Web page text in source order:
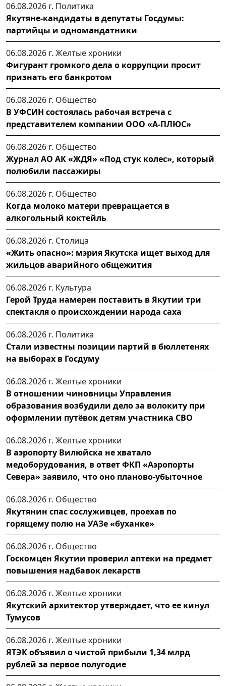
06.08.2026 г. Политика
Якутяне-кандидаты в депутаты Госдумы:
партийцы и одномандатники
06.08.2026 г. Желтые хроники
Фигурант громкого дела о коррупции просит
признать его банкротом
06.08.2026 г. Общество
В УФСИН состоялась рабочая встреча с
представителем компании ООО «А-ПЛЮС»
06.08.2026 г. Общество
Журнал АО АК «ЖДЯ» «Под стук колес», который
полюбили пассажиры
06.08.2026 г. Общество
Когда молоко матери превращается в
алкогольный коктейль
06.08.2026 г. Столица
«Жить опасно»: мэрия Якутска ищет выход для
жильцов аварийного общежития
06.08.2026 г. Культура
Герой Труда намерен поставить в Якутии три
спектакля о происхождении народа саха
06.08.2026 г. Политика
Стали известны позиции партий в бюллетенях
на выборах в Госдуму
06.08.2026 г. Желтые хроники
В отношении чиновницы Управления
образования возбудили дело за волокиту при
оформлении путёвок детям участника СВО
06.08.2026 г. Желтые хроники
В аэропорту Вилюйска не хватало
медоборудования, в ответ ФКП «Аэропорты
Севера» заявило, что оно планово-убыточное
06.08.2026 г. Общество
Якутянин спас сослуживцев, проехав по
горящему полю на УАЗе «буханке»
06.08.2026 г. Общество
Госкомцен Якутии проверил аптеки на предмет
повышения надбавок лекарств
06.08.2026 г. Желтые хроники
Якутский архитектор утверждает, что ее кинул
Тумусов
06.08.2026 г. Желтые хроники
ЯТЭК объявил о чистой прибыли 1,34 млрд
рублей за первое полугодие